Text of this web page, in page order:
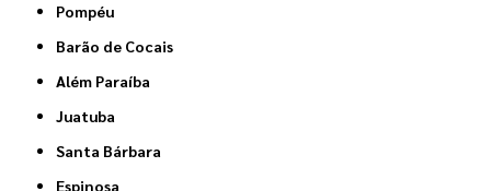
Pompéu
Barão de Cocais
Além Paraíba
Juatuba
Santa Bárbara
Espinosa